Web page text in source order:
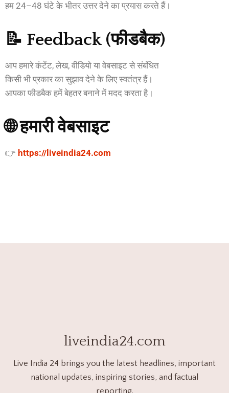
हम 24–48 घंटे के भीतर उत्तर देने का प्रयास करते हैं।
📝 Feedback (फीडबैक)
आप हमारे कंटेंट, लेख, वीडियो या वेबसाइट से संबंधित
किसी भी प्रकार का सुझाव देने के लिए स्वतंत्र हैं।
आपका फीडबैक हमें बेहतर बनाने में मदद करता है।
🌐 हमारी वेबसाइट
👉 https://liveindia24.com
liveindia24.com
Live India 24 brings you the latest headlines, important
national updates, inspiring stories, and factual
reporting.